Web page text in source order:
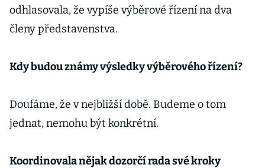
odhlasovala, že vypíše výběrové řízení na dva
členy představenstva.
Kdy budou známy výsledky výběrového řízení?
Doufáme, že v nejbližší době. Budeme o tom
jednat, nemohu být konkrétní.
Koordinovala nějak dozorčí rada své kroky